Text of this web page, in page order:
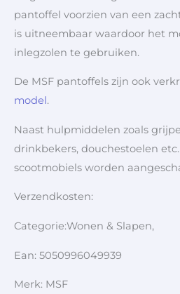
pantoffel voorzien van een
is uitneembaar waardoor het
inlegzolen te gebruiken.
De MSF pantoffels zijn ook
model .
Naast hulpmiddelen zoals
drinkbekers, douchestoelen
scootmobiels worden
Verzendkosten:
Categorie:Wonen & Slapen,
Ean: 5050996049939
Merk: MSF